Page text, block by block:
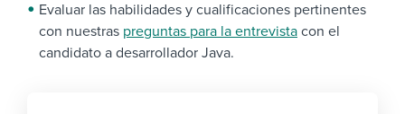
Evaluar las habilidades y cualificaciones pertinentes
con nuestras preguntas para la entrevista con el
candidato a desarrollador Java.